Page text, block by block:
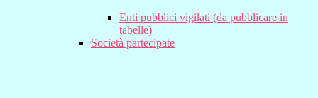
Enti pubblici vigilati (da pubblicare in
tabelle)
Società partecipate